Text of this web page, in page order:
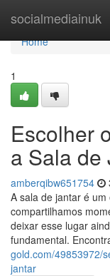
socialmediainuk
Home
Home
1
Escolher
a Sala de
amberqibw651754
A sala de jantar é
compartilhamos
deixar esse lugar
fundamental.
gold.com/49853972/
jantar